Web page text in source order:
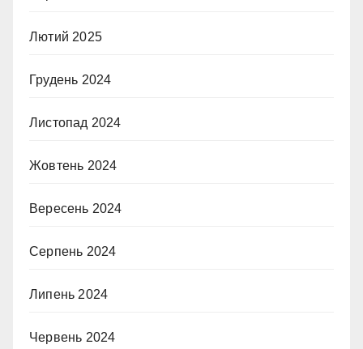
Лютий 2025
Грудень 2024
Листопад 2024
Жовтень 2024
Вересень 2024
Серпень 2024
Липень 2024
Червень 2024